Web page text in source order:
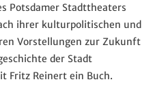
Potsdamer Stadttheaters
ihrer kulturpolitischen und
Vorstellungen zur Zukunft
der Stadt
Fritz Reinert ein Buch.